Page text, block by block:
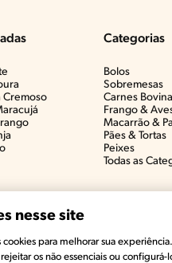
Cremoso
Categorias
Bolos
Sobremesas
Carnes
Frango &
Macarrão &
Pães & Tortas​
Peixes
Todas as
nesse site
cookies para melhorar sua
os não essenciais ou configurá-